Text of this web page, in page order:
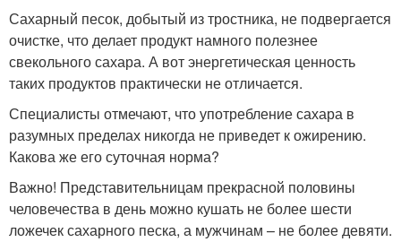
Сахарный песок, добытый из тростника, не подвергается
очистке, что делает продукт намного полезнее
свекольного сахара. А вот энергетическая ценность
таких продуктов практически не отличается.
Специалисты отмечают, что употребление сахара в
разумных пределах никогда не приведет к ожирению.
Какова же его суточная норма?
Важно! Представительницам прекрасной половины
человечества в день можно кушать не более шести
ложечек сахарного песка, а мужчинам – не более девяти.